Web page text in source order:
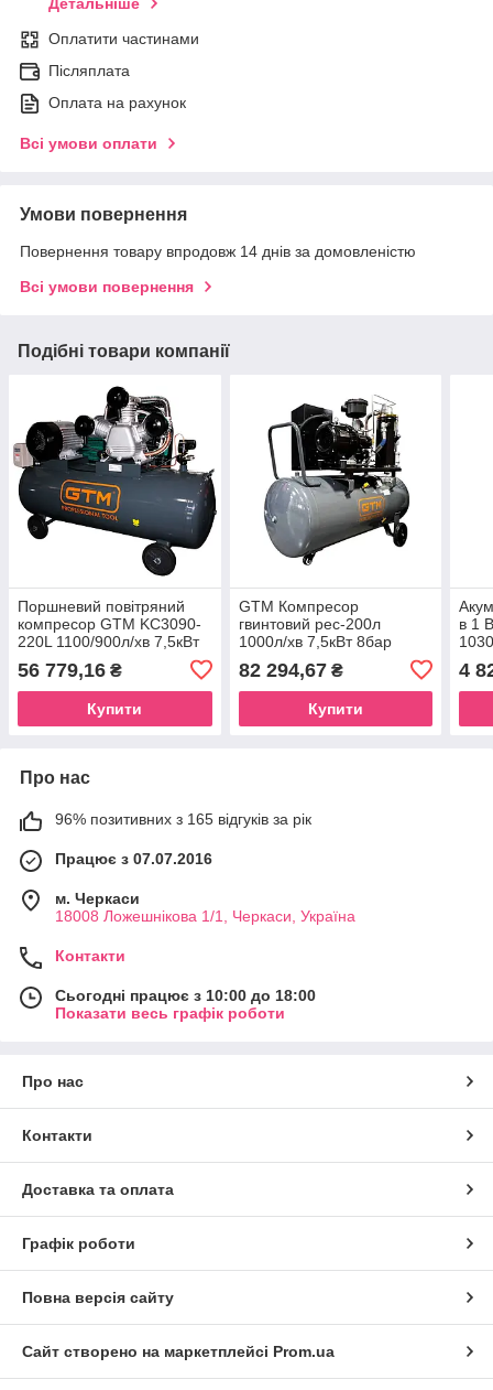
Детальніше
Оплатити частинами
Післяплата
Оплата на рахунок
Всі умови оплати
Умови повернення
Повернення товару впродовж 14 днів за домовленістю
Всі умови повернення
Подібні товари компанії
Поршневий повітряний
компресор GTM KC3090-
220L 1100/900л/хв 7,5кВт
56 779,16 ₴
Купити
GTM Компресор
гвинтовий рес-200л
1000л/хв 7,5кВт 8бар
82 294,67₴
Купити
в 1
4
Про нас
96% позитивних з 165 відгуків за рік
Працює з 07.07.2016
м. Черкаси
18008 Ложешнікова 1/1, Черкаси, Україна
Контакти
Сьогодні працює з 10:00 до 18:00
Показати весь графік роботи
Про нас
Контакти
Доставка та оплата
Графік роботи
Повна версія сайту
Сайт створено на маркетплейсі Prom.ua